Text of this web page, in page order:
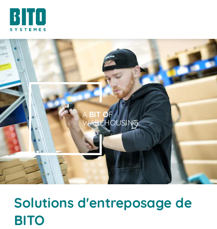
A BIT OF
WAREHOUSING.
Solutions d'entreposage de
BITO